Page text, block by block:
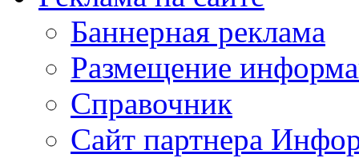
Баннерная реклама
Размещение
Справочник
Сайт партнера